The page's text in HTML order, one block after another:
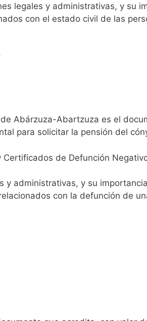
legales y administrativas, y su
con el estado civil de las
Abárzuza-Abartzuza es el
para solicitar la pensión del
de Defunción
administrativas, y su
con la defunción de